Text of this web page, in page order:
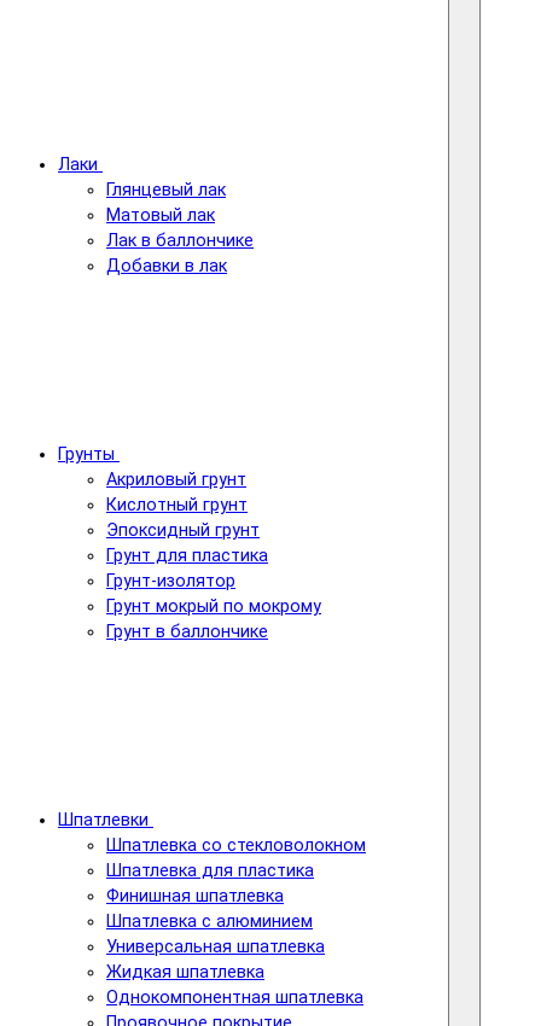
Лаки
Глянцевый лак
Матовый лак
Лак в баллончике
Добавки в лак
Грунты
Акриловый грунт
Кислотный грунт
Эпоксидный грунт
Грунт для пластика
Грунт-изолятор
Грунт мокрый по мокрому
Грунт в баллончике
Шпатлевки
Шпатлевка со стекловолокном
Шпатлевка для пластика
Финишная шпатлевка
Шпатлевка с алюминием
Универсальная шпатлевка
Жидкая шпатлевка
Однокомпонентная шпатлевка